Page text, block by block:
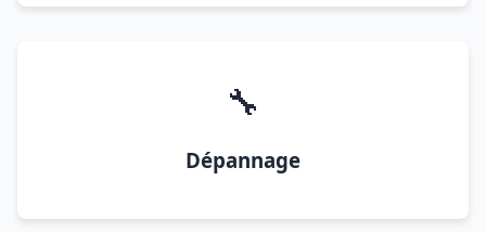
🔧
Dépannage